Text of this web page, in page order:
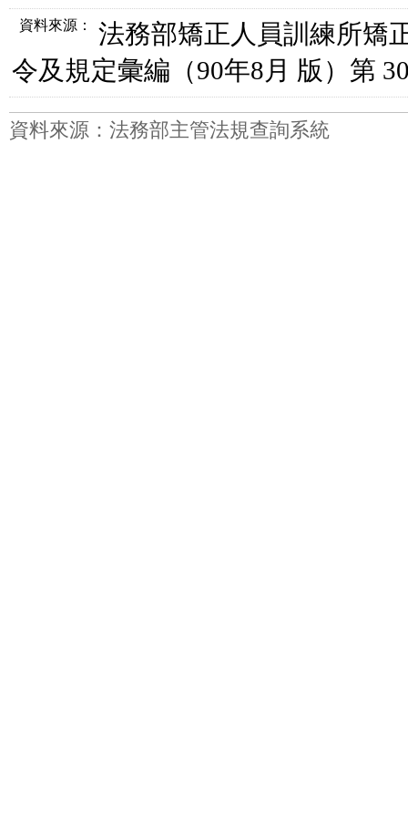
資料來源：
法務部矯正人員訓練所矯
令及規定彙編（90年8月 版）第
資料來源：法務部主管法規查詢系統